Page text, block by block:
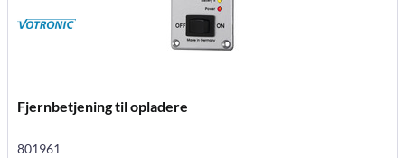
Fjernbetjening til opladere
801961